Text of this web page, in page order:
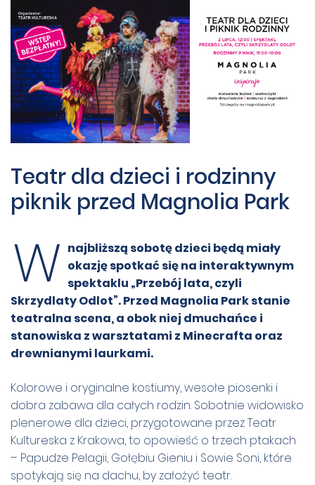
Teatr dla dzieci i rodzinny
piknik przed Magnolia Park
W najbliższą sobotę dzieci będą miały
okazję spotkać się na interaktywnym
spektaklu „Przebój lata, czyli
Skrzydlaty Odlot”. Przed Magnolia Park stanie
teatralna scena, a obok niej dmuchańce i
stanowiska z warsztatami z Minecrafta oraz
drewnianymi laurkami.
Kolorowe i oryginalne kostiumy, wesołe piosenki i
dobra zabawa dla całych rodzin. Sobotnie widowisko
plenerowe dla dzieci, przygotowane przez Teatr
Kultureska z Krakowa, to opowieść o trzech ptakach
– Papudze Pelagii, Gołębiu Gieniu i Sowie Soni, które
spotykają się na dachu, by założyć teatr.